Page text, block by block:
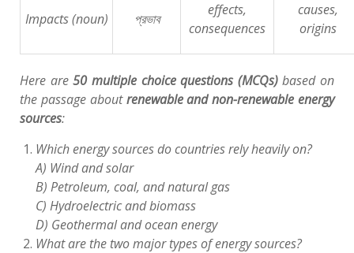
Impacts (noun) প্রভাব
effects,
consequences
causes,
origins
Here are50 multiple choice questions (MCQs)based on
the passage aboutrenewable and non-renewable energy
sources:
Which energy sources do countries rely heavily on?
A) Wind and solar
B) Petroleum, coal, and natural gas
C) Hydroelectric and biomass
D) Geothermal and ocean energy
What are the two major types of energy sources?